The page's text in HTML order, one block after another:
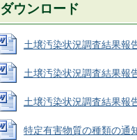
ダウンロード
土壌汚染状況調査結果
土壌汚染状況調査結果
土壌汚染状況調査結果報
特定有害物質の種類の通